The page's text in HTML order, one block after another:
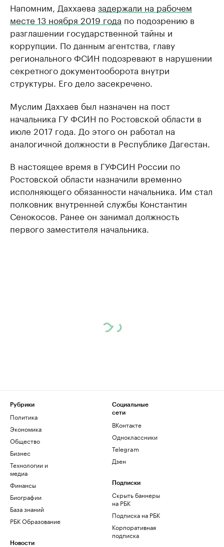
Напомним, Даххаева задержали на рабочем
месте 13 ноября 2019 года по подозрению в
разглашении государственной тайны и
коррупции. По данным агентства, главу
регионального ФСИН подозревают в нарушении
секретного документооборота внутри
структуры. Его дело засекречено.
Муслим Даххаев был назначен на пост
начальника ГУ ФСИН по Ростовской области в
июле 2017 года. До этого он работал на
аналогичной должности в Республике Дагестан.
В настоящее время в ГУФСИН России по
Ростовской области назначили временно
исполняющего обязанности начальника. Им стал
полковник внутренней службы Константин
Сенокосов. Ранее он занимал должность
первого заместителя начальника.
Рубрики
Политика
Экономика
Общество
Бизнес
Технологии и
медиа
Финансы
Биографии
База знаний
РБК Образование
Новости
Социальные
сети
ВКонтакте
Одноклассники
Telegram
Дзен
Подписки
Скрыть баннеры
на РБК
Подписка на РБК
Корпоративная
подписка